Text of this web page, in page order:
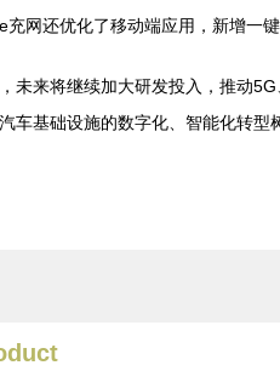
充网还优化了移动端应用，新增一
未来将继续加大研发投入，推动
车基础设施的数字化、智能化转型